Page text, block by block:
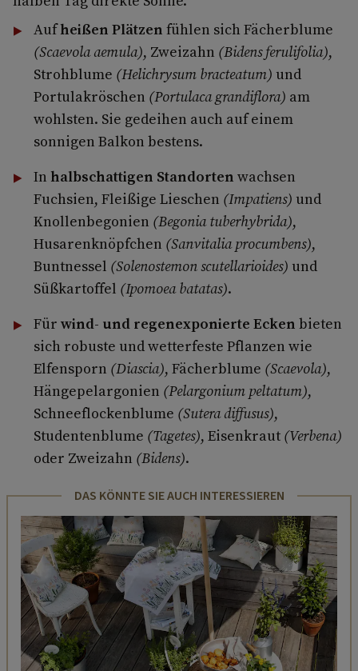
Aufheißen Plätzen fühlen sich Fächerblume
(Scaevola aemula), Zweizahn (Bidens ferulifolia),
Strohblume (Helichrysum bracteatum) und
Portulakröschen (Portulaca grandiflora) am
wohlsten. Sie gedeihen auch auf einem
sonnigen Balkon bestens.
In halbschattigen Standorten wachsen
Fuchsien, Fleißige Lieschen (Impatiens) und
Knollenbegonien (Begonia tuberhybrida),
Husarenknöpfchen (Sanvitalia procumbens),
Buntnessel (Solenostemon scutellarioides) und
Süßkartoffel (Ipomoea batatas).
Für wind- und regenexponierte Ecken bieten
sich robuste und wetterfeste Pflanzen wie
Elfensporn (Diascia), Fächerblume (Scaevola),
Hängepelargonien (Pelargonium peltatum),
Schneeflockenblume (Sutera diffusus),
Studentenblume (Tagetes), Eisenkraut (Verbena)
oder Zweizahn (Bidens).
DAS KÖNNTE SIE AUCH INTERESSIEREN